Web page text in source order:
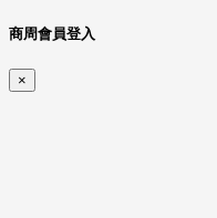
商周會員登入
×